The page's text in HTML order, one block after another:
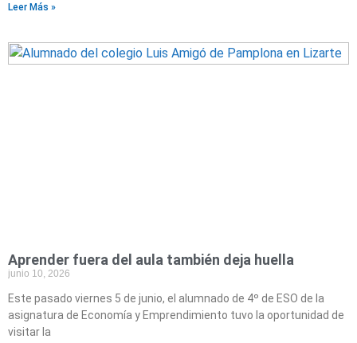
Leer Más »
Aprender fuera del aula también deja huella
junio 10, 2026
Este pasado viernes 5 de junio, el alumnado de 4º de ESO de la
asignatura de Economía y Emprendimiento tuvo la oportunidad de
visitar la